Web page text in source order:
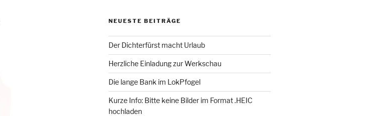
NEUESTE BEITRÄGE
Der Dichterfürst macht Urlaub
Herzliche Einladung zur Werkschau
Die lange Bank im LokPfogel
Kurze Info: Bitte keine Bilder im Format .HEIC
hochladen